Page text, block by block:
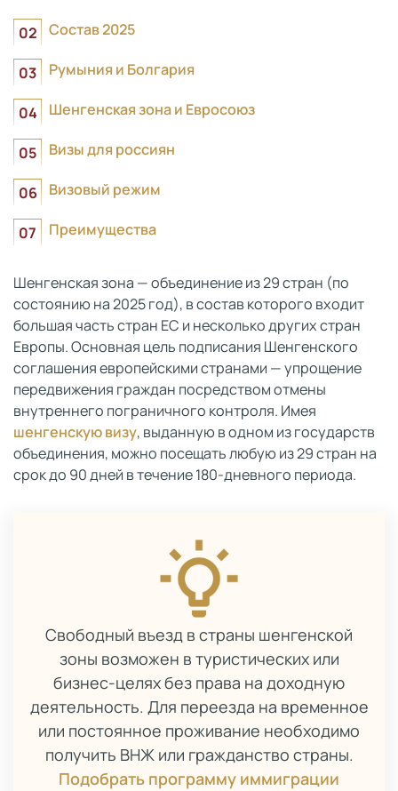
Состав 2025
Румыния и Болгария
Шенгенская зона и Евросоюз
Визы для россиян
Визовый режим
Преимущества
Шенгенская зона — объединение из 29 стран (по
состоянию на 2025 год), в состав которого входит
большая часть стран ЕС и несколько других стран
Европы. Основная цель подписания Шенгенского
соглашения европейскими странами — упрощение
передвижения граждан посредством отмены
внутреннего пограничного контроля. Имея
шенгенскую визу, выданную в одном из государств
объединения, можно посещать любую из 29 стран на
срок до 90 дней в течение 180-дневного периода.
Свободный въезд в страны шенгенской
зоны возможен в туристических или
бизнес-целях без права на доходную
деятельность. Для переезда на временное
или постоянное проживание необходимо
получить ВНЖ или гражданство страны.
Подобрать программу иммиграции